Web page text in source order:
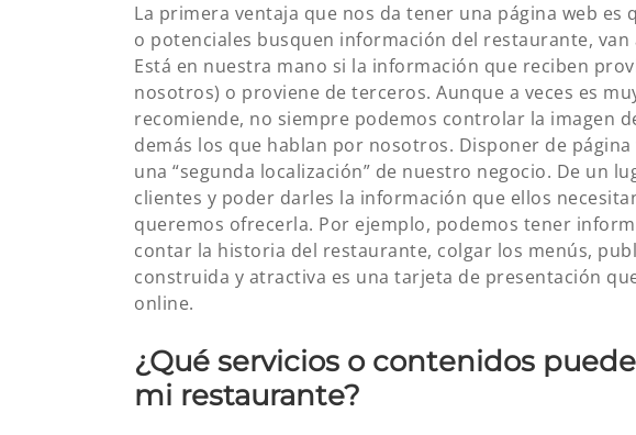
La primera ventaja que nos da tener una página web
o potenciales busquen información del restaurante,
Está en nuestra mano si la información que reciben
nosotros) o proviene de terceros. Aunque a veces es
recomiende, no siempre podemos controlar la imagen
demás los que hablan por nosotros. Disponer de
una “segunda localización” de nuestro negocio. De un
clientes y poder darles la información que ellos
queremos ofrecerla. Por ejemplo, podemos tener
contar la historia del restaurante, colgar los menús,
construida y atractiva es una tarjeta de presentación
online.
¿Qué servicios o contenidos
mi restaurante?